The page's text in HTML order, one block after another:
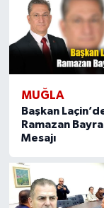
MUĞLA
Başkan
Ramazan
Mesajı